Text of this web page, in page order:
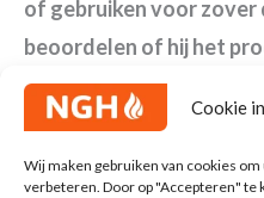
Cookie
Wij maken gebruiken van cookies
verbeteren. Door op "Accepteren" te
of gebruiken voor zover
beoordelen of hij het
Indien de consument